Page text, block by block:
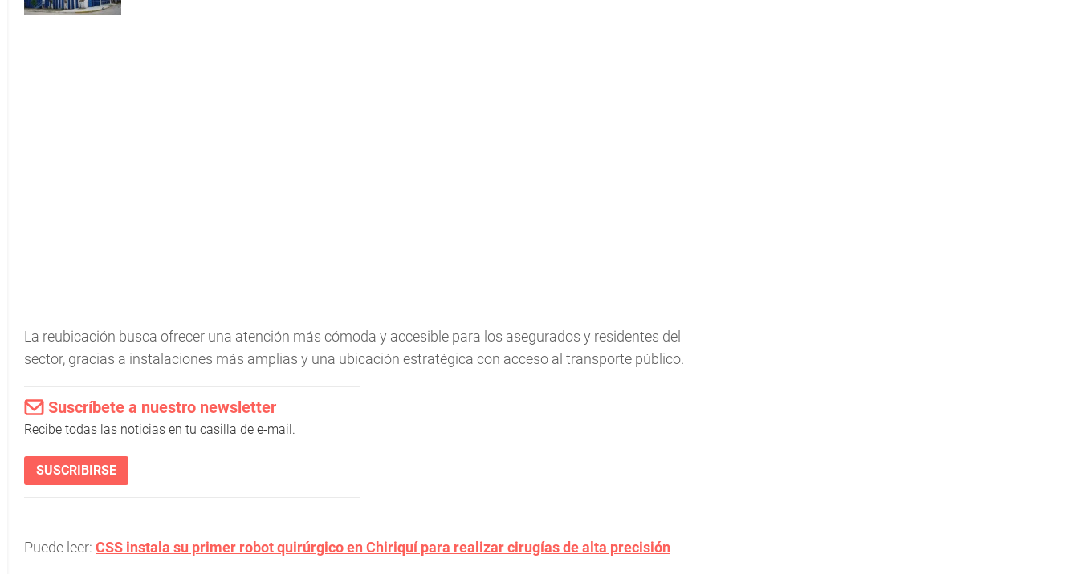
La reubicación busca ofrecer una atención más cómoda y accesible para los asegurados y residentes del
sector, gracias a instalaciones más amplias y una ubicación estratégica con acceso al transporte público.
Suscríbete a nuestro newsletter
Recibe todas las noticias en tu casilla de e-mail.
SUSCRIBIRSE
Puede leer: CSS instala su primer robot quirúrgico en Chiriquí para realizar cirugías de alta precisión